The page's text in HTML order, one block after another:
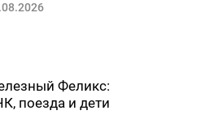
Феликс:
поезда и дети